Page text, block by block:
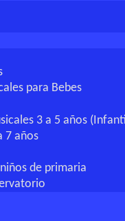
para Bebes
3 a 5 años
7 años
de primaria